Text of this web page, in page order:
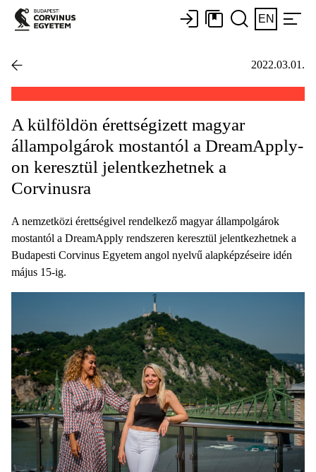
EN
2022.03.01.
A külföldön érettségizett magyar
állampolgárok mostantól a DreamApply-
on keresztül jelentkezhetnek a
Corvinusra
A nemzetközi érettségivel rendelkező magyar állampolgárok
mostantól a DreamApply rendszeren keresztül jelentkezhetnek a
Budapesti Corvinus Egyetem angol nyelvű alapképzéseire idén
május 15-ig.